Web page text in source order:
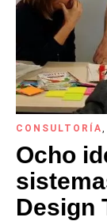
CONSULTORÍA,
Ocho
Design